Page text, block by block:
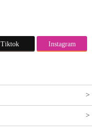
Tiktok Instagram